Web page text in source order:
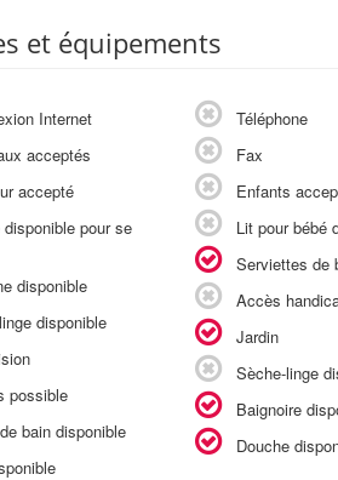
et équipements
Internet
acceptés
accepté
disponible pour se
disponible
disponible
possible
bain disponible
Téléphone
Fax
Enfants
Lit pour bébé
Serviettes de
Accès
Jardin
Sèche-linge
Baignoire
Douche